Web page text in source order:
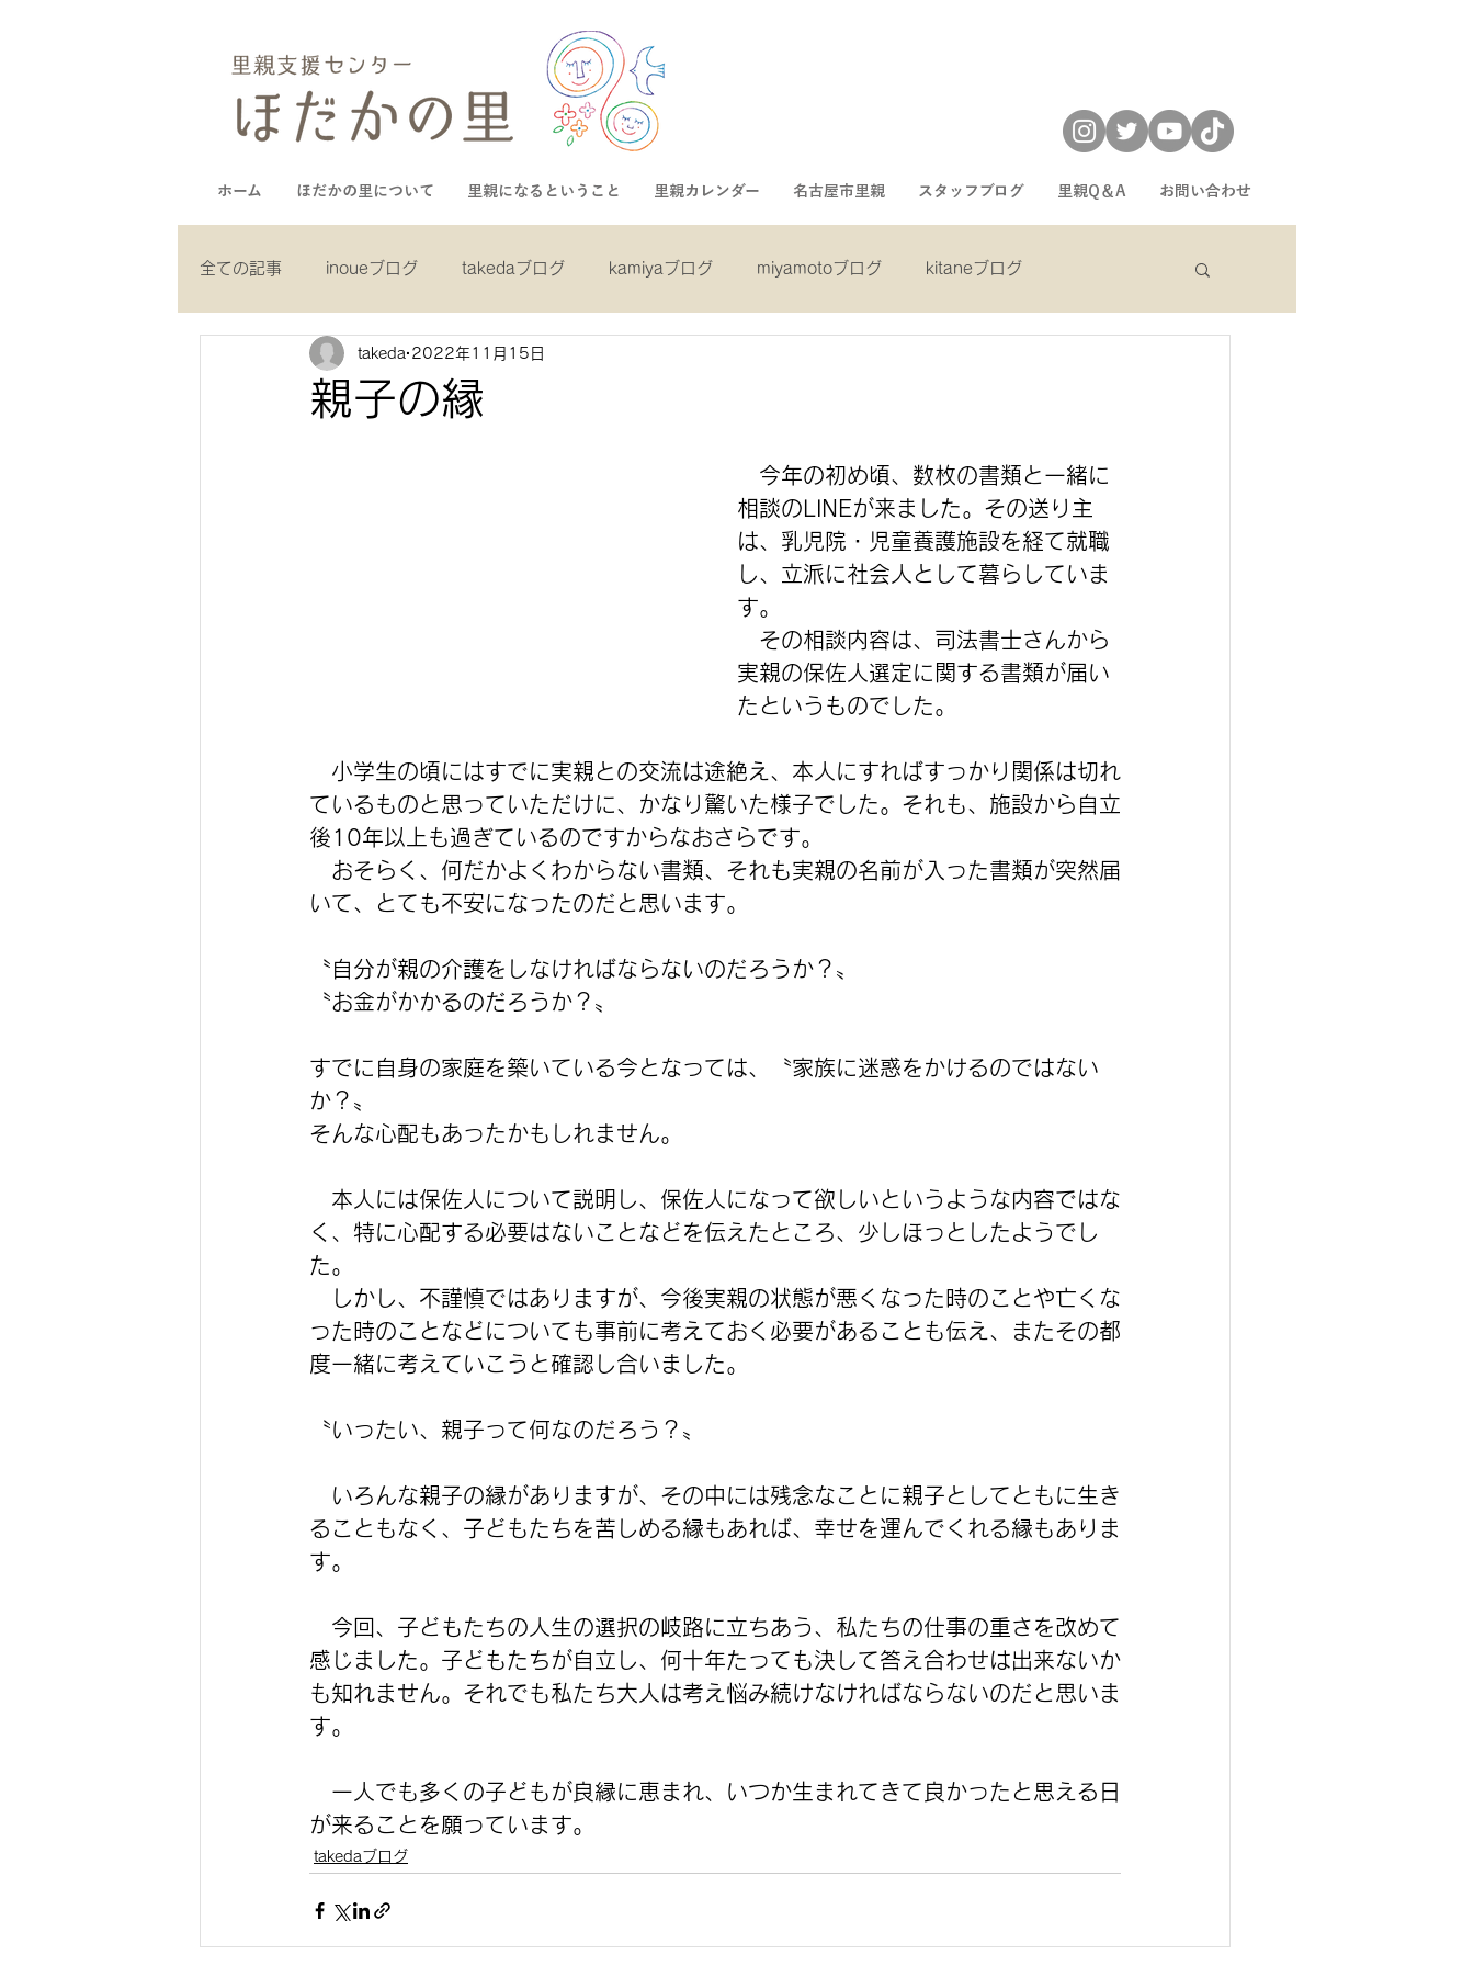
ホーム ほだかの里について 里親になるということ 里親カレンダー 名古屋市里親 スタッフブログ 里親Q＆A お問い合わせ
全ての記事 inoueブログ takedaブログ kamiyaブログ miyamotoブログ kitaneブログ
yamaguchiブログ muneブログ
親子の縁
takeda 2022年11月15日
今年の初め頃、数枚の書類と一緒に
相談のLINEが来ました。その送り主
は、乳児院・児童養護施設を経て就職
し、立派に社会人として暮らしていま
す。
その相談内容は、司法書士さんから
実親の保佐人選定に関する書類が届い
たというものでした。
小学生の頃にはすでに実親との交流は途絶え、本人にすればすっかり関係は切れ
ているものと思っていただけに、かなり驚いた様子でした。それも、施設から自立
後10年以上も過ぎているのですからなおさらです。
おそらく、何だかよくわからない書類、それも実親の名前が入った書類が突然届
いて、とても不安になったのだと思います。
〝自分が親の介護をしなければならないのだろうか？〟
〝お金がかかるのだろうか？〟
すでに自身の家庭を築いている今となっては、〝家族に迷惑をかけるのではない
か？〟
そんな心配もあったかもしれません。
本人には保佐人について説明し、保佐人になって欲しいというような内容ではな
く、特に心配する必要はないことなどを伝えたところ、少しほっとしたようでし
た。
しかし、不謹慎ではありますが、今後実親の状態が悪くなった時のことや亡くな
った時のことなどについても事前に考えておく必要があることも伝え、またその都
度一緒に考えていこうと確認し合いました。
〝いったい、親子って何なのだろう？〟
いろんな親子の縁がありますが、その中には残念なことに親子としてともに生き
ることもなく、子どもたちを苦しめる縁もあれば、幸せを運んでくれる縁もありま
す。
今回、子どもたちの人生の選択の岐路に立ちあう、私たちの仕事の重さを改めて
感じました。子どもたちが自立し、何十年たっても決して答え合わせは出来ないか
も知れません。それでも私たち大人は考え悩み続けなければならないのだと思いま
す。
一人でも多くの子どもが良縁に恵まれ、いつか生まれてきて良かったと思える日
が来ることを願っています。
takedaブログ